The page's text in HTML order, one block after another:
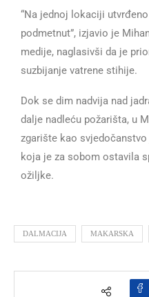
“Na jednoj lokaciji
podmetnut”, izjavio je
medije, naglasivši da je
suzbijanje vatrene stihije.
Dok se dim nadvija nad
dalje nadleću požarišta, u
zgarište kao
koja je za sobom ostavila
ožiljke.
DALMACIJA MAKARSKA